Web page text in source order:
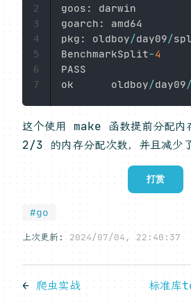
goos :
darwin
goarch :
amd64
pkg : oldboy/day09/
BenchmarkSplit-4
PASS
ok      oldboy/day09/
2
3
4
5
6
7
这个使用 make 函数提前分配内
2/3 的内存分配次数，并且减少
打赏
#go
上次更新: 2024/07/04, 22:40:37
← 爬虫实战 标准库